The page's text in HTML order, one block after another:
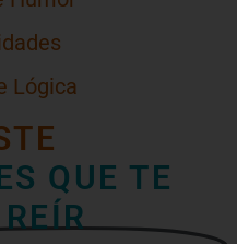
Lógica
QUE TE